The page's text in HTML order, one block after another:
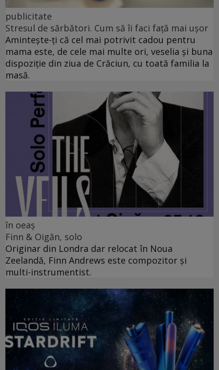
publicitate
Stresul de sărbători. Cum să îi faci față mai ușor
Amintește-ți că cel mai potrivit cadou pentru
mama este, de cele mai multe ori, veselia și buna
dispoziție din ziua de Crăciun, cu toată familia la
masă.
în oeaș
Finn & Oigăn, solo
Originar din Londra dar relocat în Noua
Zeelandă, Finn Andrews este compozitor și
multi-instrumentist.